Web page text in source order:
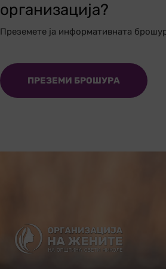
организација?
Преземете ја информативната
ПРЕЗЕМИ БРОШУРА